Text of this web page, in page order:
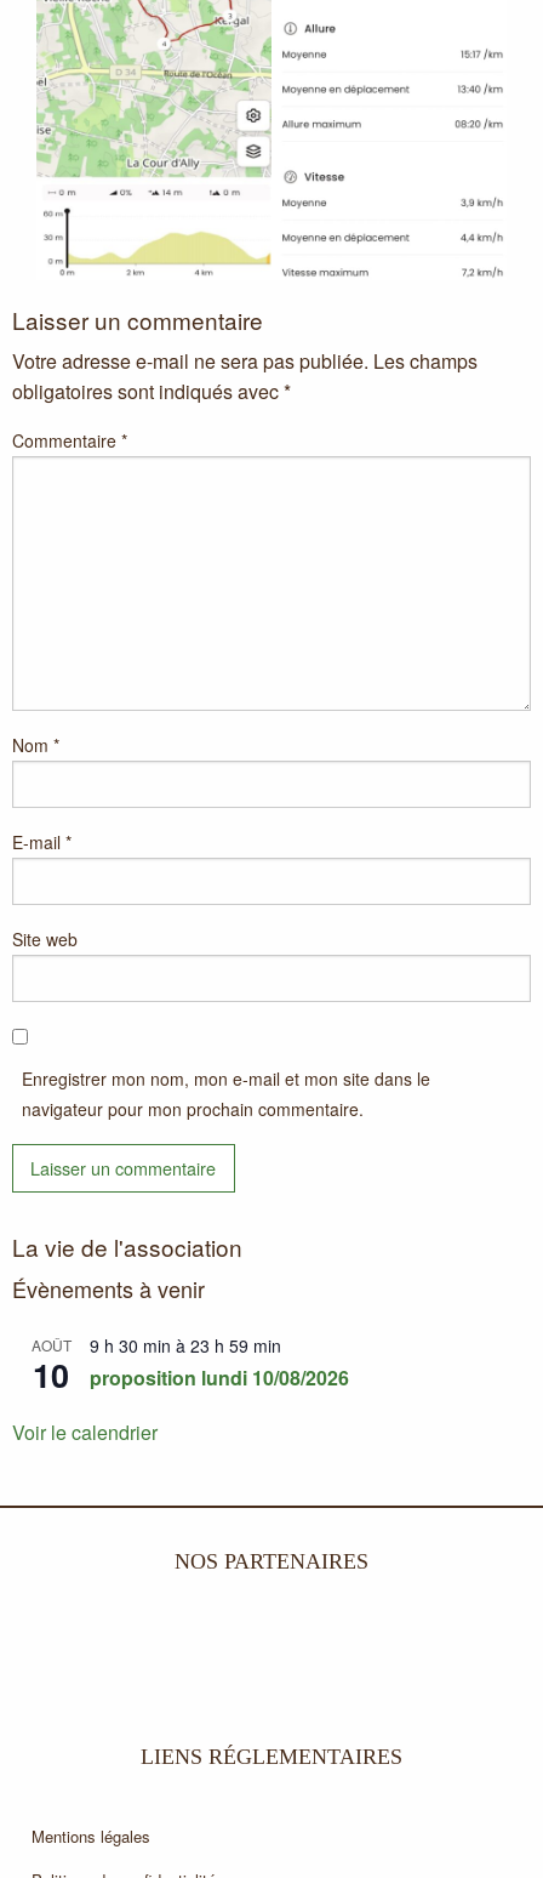
Laisser un commentaire
Votre adresse e-mail ne sera pas publiée. Les champs
obligatoires sont indiqués avec*
Commentaire *
Nom *
E-mail *
Site web
Enregistrer mon nom, mon e-mail et mon site dans le
navigateur pour mon prochain commentaire.
La vie de l'association
Évènements à venir
AOÛT
10
9 h 30 min à 23 h 59 min
proposition lundi 10/08/2026
Voir le calendrier
NOS PARTENAIRES
LIENS RÉGLEMENTAIRES
Mentions légales